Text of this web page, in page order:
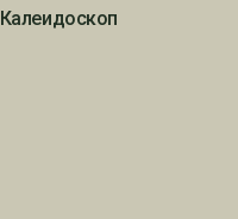
Калеидоскоп